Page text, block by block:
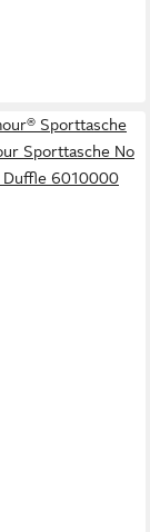
Sporttasche
Sporttasche No
Duffle 6010000